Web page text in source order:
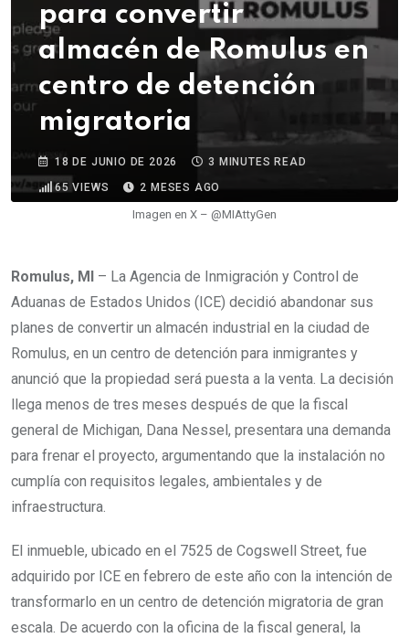
para convertir
almacén de Romulus en
centro de detención
migratoria
18 DE JUNIO DE 2026
3 MINUTES READ
65 VIEWS 2 MESES AGO
Imagen en X – @MIAttyGen
Romulus, MI
– La Agencia de Inmigración y Control de
Aduanas de Estados Unidos (ICE) decidió abandonar sus
planes de convertir un almacén industrial en la ciudad de
Romulus, en un centro de detención para inmigrantes y
anunció que la propiedad será puesta a la venta. La decisión
llega menos de tres meses después de que la fiscal
general de Michigan, Dana Nessel, presentara una demanda
para frenar el proyecto, argumentando que la instalación no
cumplía con requisitos legales, ambientales y de
infraestructura.
El inmueble, ubicado en el 7525 de Cogswell Street, fue
adquirido por ICE en febrero de este año con la intención de
transformarlo en un centro de detención migratoria de gran
escala. De acuerdo con la oficina de la fiscal general, la